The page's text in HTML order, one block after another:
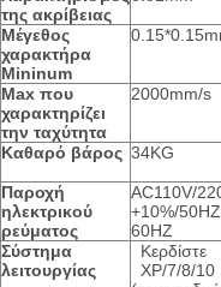
της ακρίβειας
Μέγεθος
χαρακτήρα
Mininum
Max που
χαρακτηρίζει
την ταχύτητα
2000mm/s
Καθαρό βάρος 34KG
Παροχή
ηλεκτρικού
ρεύματος
AC110V/
+10%/
60HZ
Σύστημα
λειτουργίας
Κερδίστε
XP/7/8/10